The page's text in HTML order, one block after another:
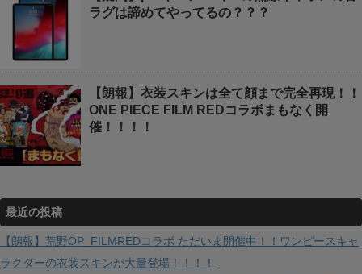
ラグは諦めてやってるの？？？
【朗報】衣装スキンは全て顔まで完全再現！！
ONE PIECE FILM REDコラボまもなく開
催！！！！
最近の投稿
【朗報】荒野OP_FILMREDコラボ ただいま開催中！！ワンピースキャ
ラクターの衣装スキンが大量登場！！！！